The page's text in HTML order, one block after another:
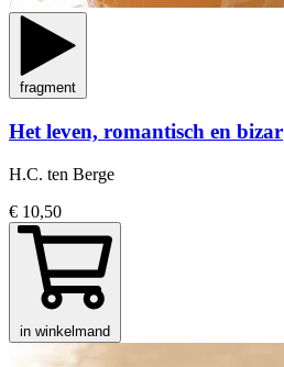
fragment
Het leven, romantisch en bizar
H.C. ten Berge
€ 10,50
in winkelmand